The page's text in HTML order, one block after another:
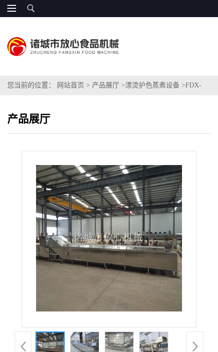
您当前的位置： 网站首页 > 产品展厅 >漂烫护色蒸煮设备 >FDX-
产品展厅